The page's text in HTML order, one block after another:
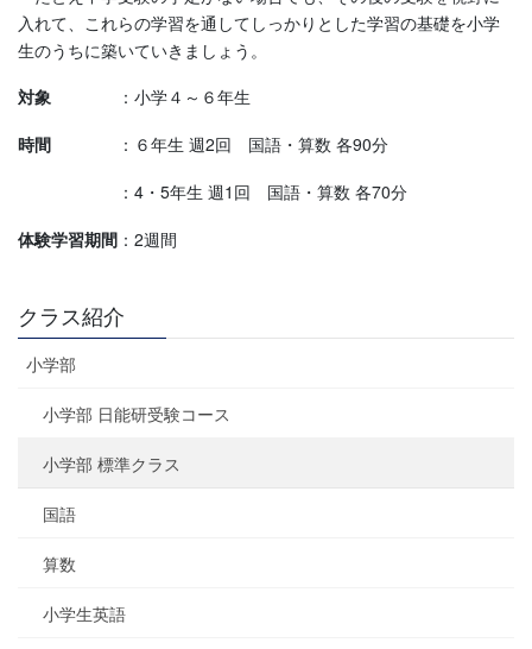
入れて、これらの学習を通してしっかりとした学習の基礎を小学
生のうちに築いていきましょう。
対象 ：小学４～６年生
時間
：６年生 週2回 国語・算数 各90分
：4・5年生 週1回 国語・算数 各70分
体験学習期間 ：2週間
クラス紹介
小学部
小学部 日能研受験コース
小学部 標準クラス
国語
算数
小学生英語